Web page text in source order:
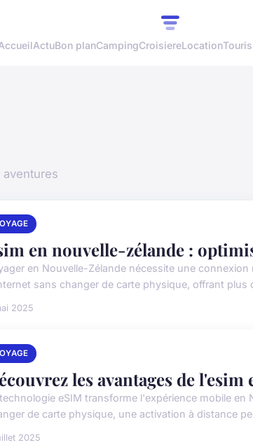
ActuBon planCampingCroisiereLocation
en nouvelle-zélande :
en Nouvelle-Zélande nécessite une
sans changer de carte physique, offrant plus
2025
les avantages de
eSIM transforme l'expérience mobile
de carte physique, une activation à distance
2025